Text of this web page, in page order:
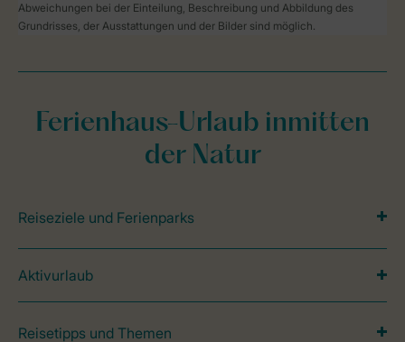
Abweichungen bei der Einteilung, Beschreibung und Abbildung des
Grundrisses, der Ausstattungen und der Bilder sind möglich.
Ferienhaus-Urlaub inmitten
der Natur
Reiseziele und Ferienparks
Aktivurlaub
Reisetipps und Themen